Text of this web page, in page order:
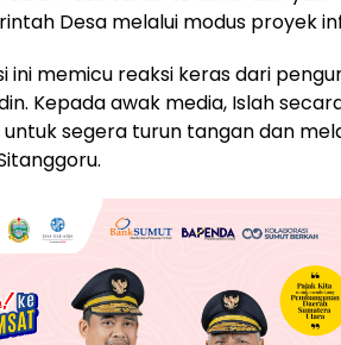
Desa melalui modus proyek
ini memicu reaksi keras dari
Kepada awak media, Islah
untuk segera turun tangan dan